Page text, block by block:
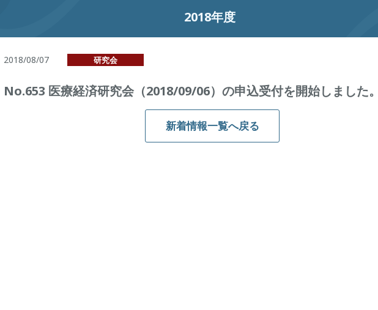
2018年度
2018/08/07 研究会
No.653 医療経済研究会（2018/09/06）の申込受付を開始しました。
新着情報一覧へ戻る